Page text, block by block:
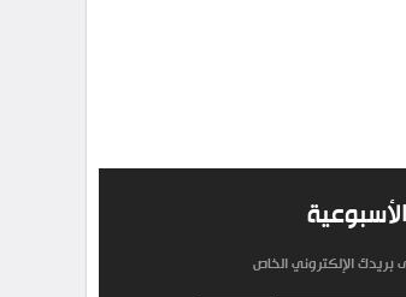
بريدك الإلكتروني الخاص